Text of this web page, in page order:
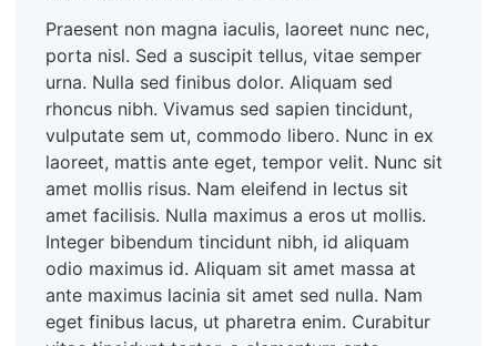
Praesent non magna iaculis, laoreet nunc nec,
porta nisl. Sed a suscipit tellus, vitae semper
urna. Nulla sed finibus dolor. Aliquam sed
rhoncus nibh. Vivamus sed sapien tincidunt,
vulputate sem ut, commodo libero. Nunc in ex
laoreet, mattis ante eget, tempor velit. Nunc sit
amet mollis risus. Nam eleifend in lectus sit
amet facilisis. Nulla maximus a eros ut mollis.
Integer bibendum tincidunt nibh, id aliquam
odio maximus id. Aliquam sit amet massa at
ante maximus lacinia sit amet sed nulla. Nam
eget finibus lacus, ut pharetra enim. Curabitur